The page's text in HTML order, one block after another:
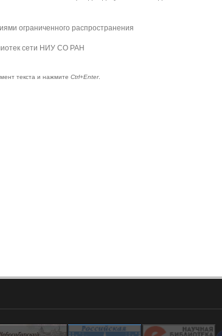
ограниченного распространения
сети НИУ СО РАН
текста и нажмите Ctrl+Enter.